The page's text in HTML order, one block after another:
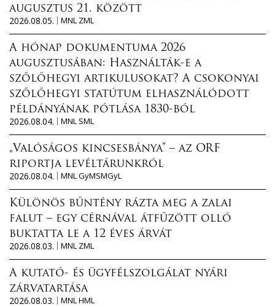
augusztus 21. között
2026.08.05.
MNL ZML
A hónap dokumentuma 2026
augusztusában: Használták-e a
szőlőhegyi artikulusokat? A csokonyai
szőlőhegyi statútum elhasználódott
példányának pótlása 1830-ból
2026.08.04.
MNL SML
„Valóságos kincsesbánya” – az ORF
riportja levéltárunkról
2026.08.04.
MNL GyMSMGyL
Különös bűntény rázta meg a zalai
falut – egy cérnával átfűzött olló
buktatta le a 12 éves árvát
2026.08.03.
MNL ZML
A kutató- és ügyfélszolgálat nyári
zárvatartása
2026.08.03.
MNL HML